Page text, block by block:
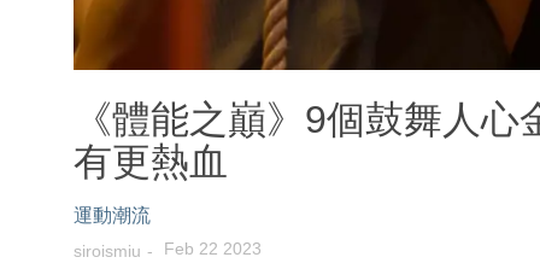
《體能之巔》9個鼓舞人
有更熱血
運動潮流
siroismiu Feb 22 2023